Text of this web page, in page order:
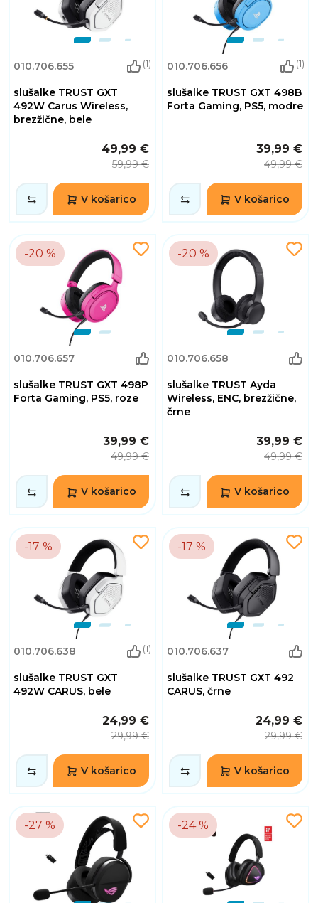
010.706.655 (1)
slušalke TRUST GXT
492W Carus Wireless,
brezžične, bele
49,99 €
59,99 €
V košarico
010.706.656 (1)
slušalke TRUST GXT 498B
Forta Gaming, PS5, modre
39,99 €
49,99 €
V košarico
-20 %
010.706.657
slušalke TRUST GXT 498P
Forta Gaming, PS5, roze
39,99 €
49,99 €
V košarico
-20 %
010.706.658
slušalke TRUST Ayda
Wireless, ENC, brezžične,
črne
39,99 €
49,99 €
V košarico
-17 %
010.706.638 (1)
slušalke TRUST GXT
492W CARUS, bele
24,99 €
29,99 €
V košarico
-17 %
010.706.637
slušalke TRUST GXT 492
CARUS, črne
24,99 €
29,99 €
V košarico
-27 % -24 %